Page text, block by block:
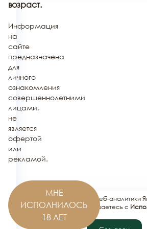
Этот сайт использует сервис веб-аналитики
Используя этот сайт, вы соглашаетесь с
сервисов Яндекс.Метрика
возраст.
Информация
на
сайте
предназначена
для
личного
ознакомления
совершеннолетними
лицами,
не
является
офертой
или
рекламой.
МНЕ
ИСПОЛНИЛОСЬ
18 ЛЕТ